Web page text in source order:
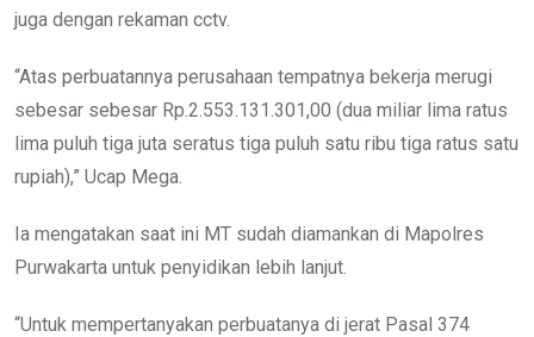
juga dengan rekaman cctv.
“Atas perbuatannya perusahaan tempatnya bekerja merugi
sebesar sebesar Rp.2.553.131.301,00 (dua miliar lima ratus
lima puluh tiga juta seratus tiga puluh satu ribu tiga ratus satu
rupiah),” Ucap Mega.
Ia mengatakan saat ini MT sudah diamankan di Mapolres
Purwakarta untuk penyidikan lebih lanjut.
“Untuk mempertanyakan perbuatanya di jerat Pasal 374